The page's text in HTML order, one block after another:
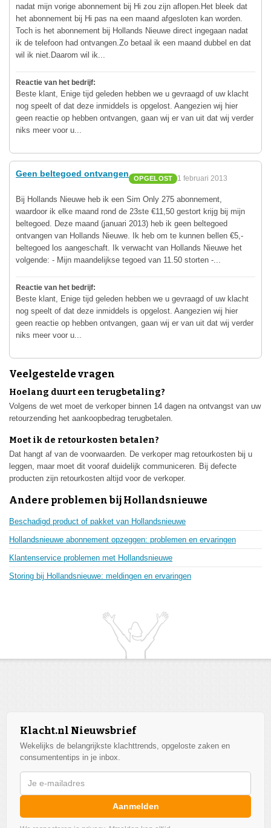
nadat mijn vorige abonnement bij Hi zou zijn aflopen.Het bleek dat
het abonnement bij Hi pas na een maand afgesloten kan worden.
Toch is het abonnement bij Hollands Nieuwe direct ingegaan nadat
ik de telefoon had ontvangen.Zo betaal ik een maand dubbel en dat
wil ik niet.Daarom wil ik...
Reactie van het bedrijf:
Beste klant, Enige tijd geleden hebben we u gevraagd of uw klacht
nog speelt of dat deze inmiddels is opgelost. Aangezien wij hier
geen reactie op hebben ontvangen, gaan wij er van uit dat wij verder
niks meer voor u...
Geen beltegoed ontvangen OPGELOST 1 februari 2013
Bij Hollands Nieuwe heb ik een Sim Only 275 abonnement,
waardoor ik elke maand rond de 23ste €11,50 gestort krijg bij mijn
beltegoed. Deze maand (januari 2013) heb ik geen beltegoed
ontvangen van Hollands Nieuwe. Ik heb om te kunnen bellen €5,-
beltegoed los aangeschaft. Ik verwacht van Hollands Nieuwe het
volgende: - Mijn maandelijkse tegoed van 11.50 storten -...
Reactie van het bedrijf:
Beste klant, Enige tijd geleden hebben we u gevraagd of uw klacht
nog speelt of dat deze inmiddels is opgelost. Aangezien wij hier
geen reactie op hebben ontvangen, gaan wij er van uit dat wij verder
niks meer voor u...
Veelgestelde vragen
Hoelang duurt een terugbetaling?
Volgens de wet moet de verkoper binnen 14 dagen na ontvangst van uw
retourzending het aankoopbedrag terugbetalen.
Moet ik de retourkosten betalen?
Dat hangt af van de voorwaarden. De verkoper mag retourkosten bij u
leggen, maar moet dit vooraf duidelijk communiceren. Bij defecte
producten zijn retourkosten altijd voor de verkoper.
Andere problemen bij Hollandsnieuwe
Beschadigd product of pakket van Hollandsnieuwe
Hollandsnieuwe abonnement opzeggen: problemen en ervaringen
Klantenservice problemen met Hollandsnieuwe
Storing bij Hollandsnieuwe: meldingen en ervaringen
Klacht.nl Nieuwsbrief
Wekelijks de belangrijkste klachttrends, opgeloste zaken en
consumententips in je inbox.
Aanmelden